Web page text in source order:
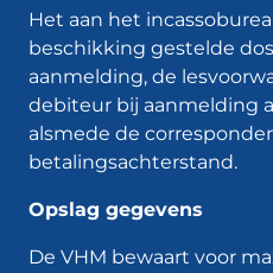
Het aan het
beschikking gestelde
aanmelding, de
debiteur bij aanmelding
alsmede de
betalingsachterstand.
Opslag gegevens
De VHM bewaart voor